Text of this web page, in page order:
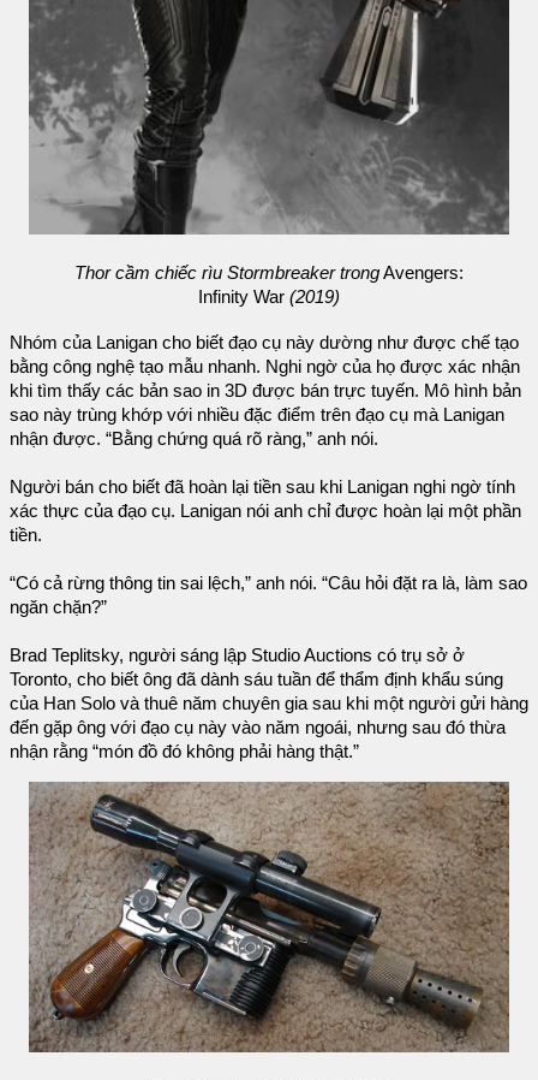
Thor cầm chiếc rìu Stormbreaker trongAvengers:
Infinity War (2019)
Nhóm của Lanigan cho biết đạo cụ này dường như được chế tạo
bằng công nghệ tạo mẫu nhanh. Nghi ngờ của họ được xác nhận
khi tìm thấy các bản sao in 3D được bán trực tuyến. Mô hình bản
sao này trùng khớp với nhiều đặc điểm trên đạo cụ mà Lanigan
nhận được. “Bằng chứng quá rõ ràng,” anh nói.
Người bán cho biết đã hoàn lại tiền sau khi Lanigan nghi ngờ tính
xác thực của đạo cụ. Lanigan nói anh chỉ được hoàn lại một phần
tiền.
“Có cả rừng thông tin sai lệch,” anh nói. “Câu hỏi đặt ra là, làm sao
ngăn chặn?”
Brad Teplitsky, người sáng lập Studio Auctions có trụ sở ở
Toronto, cho biết ông đã dành sáu tuần để thẩm định khẩu súng
của Han Solo và thuê năm chuyên gia sau khi một người gửi hàng
đến gặp ông với đạo cụ này vào năm ngoái, nhưng sau đó thừa
nhận rằng “món đồ đó không phải hàng thật.”